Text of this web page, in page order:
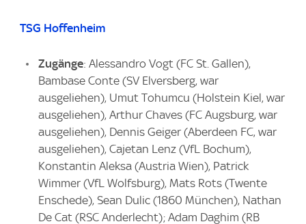
TSG Hoffenheim
Zugänge: Alessandro Vogt (FC St. Gallen),
Bambase Conte (SV Elversberg, war
ausgeliehen), Umut Tohumcu (Holstein Kiel, war
ausgeliehen), Arthur Chaves (FC Augsburg, war
ausgeliehen), Dennis Geiger (Aberdeen FC, war
ausgeliehen), Cajetan Lenz (VfL Bochum),
Konstantin Aleksa (Austria Wien), Patrick
Wimmer (VfL Wolfsburg), Mats Rots (Twente
Enschede), Sean Dulic (1860 München), Nathan
De Cat (RSC Anderlecht); Adam Daghim (RB